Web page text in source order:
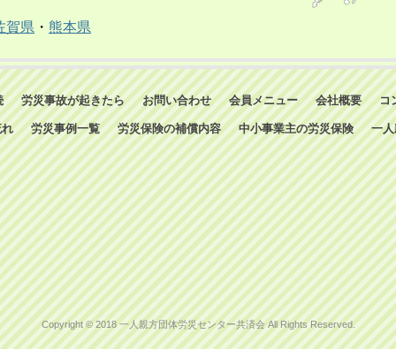
賀県 ・ 熊本県
労災事故が起きたら お問い合わせ 会員メニュー 会社概要 コ
労災事例一覧 労災保険の補償内容 中小事業主の労災保険 一
Copyright © 2018 一人親方団体労災センター共済会 All Rights Reserved.